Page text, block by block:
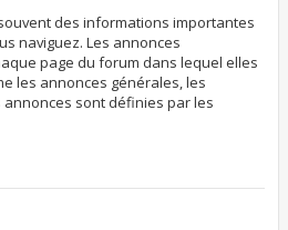
des informations importantes
naviguez. Les annonces
page du forum dans lequel elles
les annonces générales, les
sont définies par les